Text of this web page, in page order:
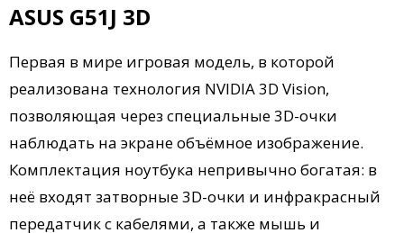
ASUS G51J 3D
Первая в мире игровая модель, в которой
реализована технология NVIDIA 3D Vision,
позволяющая через специальные 3D-очки
наблюдать на экране объёмное изображение.
Комплектация ноутбука непривычно богатая: в
неё входят затворные 3D-очки и инфракрасный
передатчик с кабелями, а также мышь и